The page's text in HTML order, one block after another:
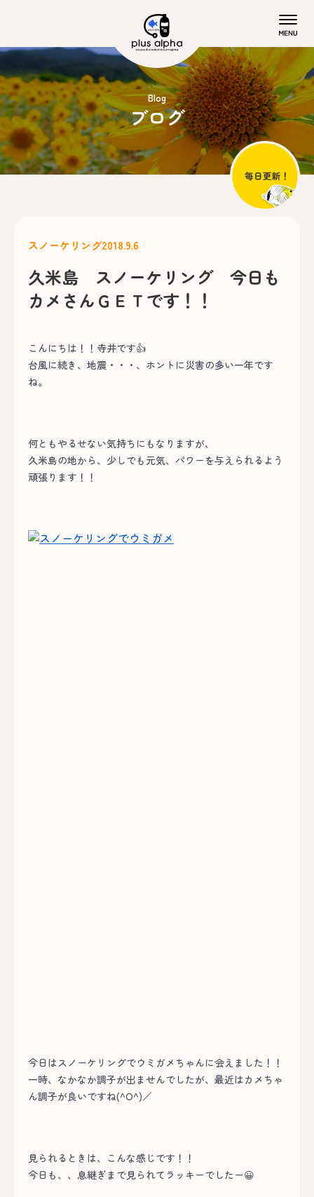
Blog
ブログ
スノーケリング2018.9.6
久米島 スノーケリング 今日も
カメさんＧＥＴです！！
こんにちは！！寺井です👍
台風に続き、地震・・・、ホントに災害の多い一年です
ね。
何ともやるせない気持ちにもなりますが、
久米島の地から、少しでも元気、パワーを与えられるよう
頑張ります！！
今日はスノーケリングでウミガメちゃんに会えました！！
一時、なかなか調子が出ませんでしたが、最近はカメちゃ
ん調子が良いですね(^O^)／
見られるときは、こんな感じです！！
今日も、、息継ぎまで見られてラッキーでしたー😀